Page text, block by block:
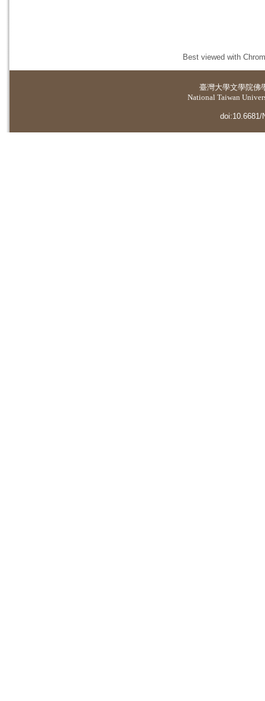
Best viewed with
臺灣大學文學院佛
National Taiwan
doi:10.6681/